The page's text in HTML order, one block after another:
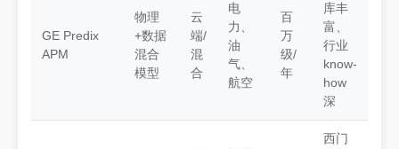
GE Predix
APM
物理
+数据
混合
模型
云
端/
混
合
电
力、
油
气、
航空
百
万
级/
年
库丰
富、
行业
know-
how
深
西门